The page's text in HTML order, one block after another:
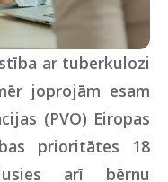
ar tuberkulozi
joprojām esam
(PVO) Eiropas
prioritātes 18
arī bērnu